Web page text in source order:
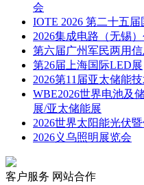
会
IOTE 2026 第二十五
2026集成电路（无锡
第六届广州军民两用
第26届上海国际LED展
2026第11届亚太储能
WBE2026世界电池及
展/亚太储能展
2026世界太阳能光伏
2026义乌照明展览会
客户服务 网站合作